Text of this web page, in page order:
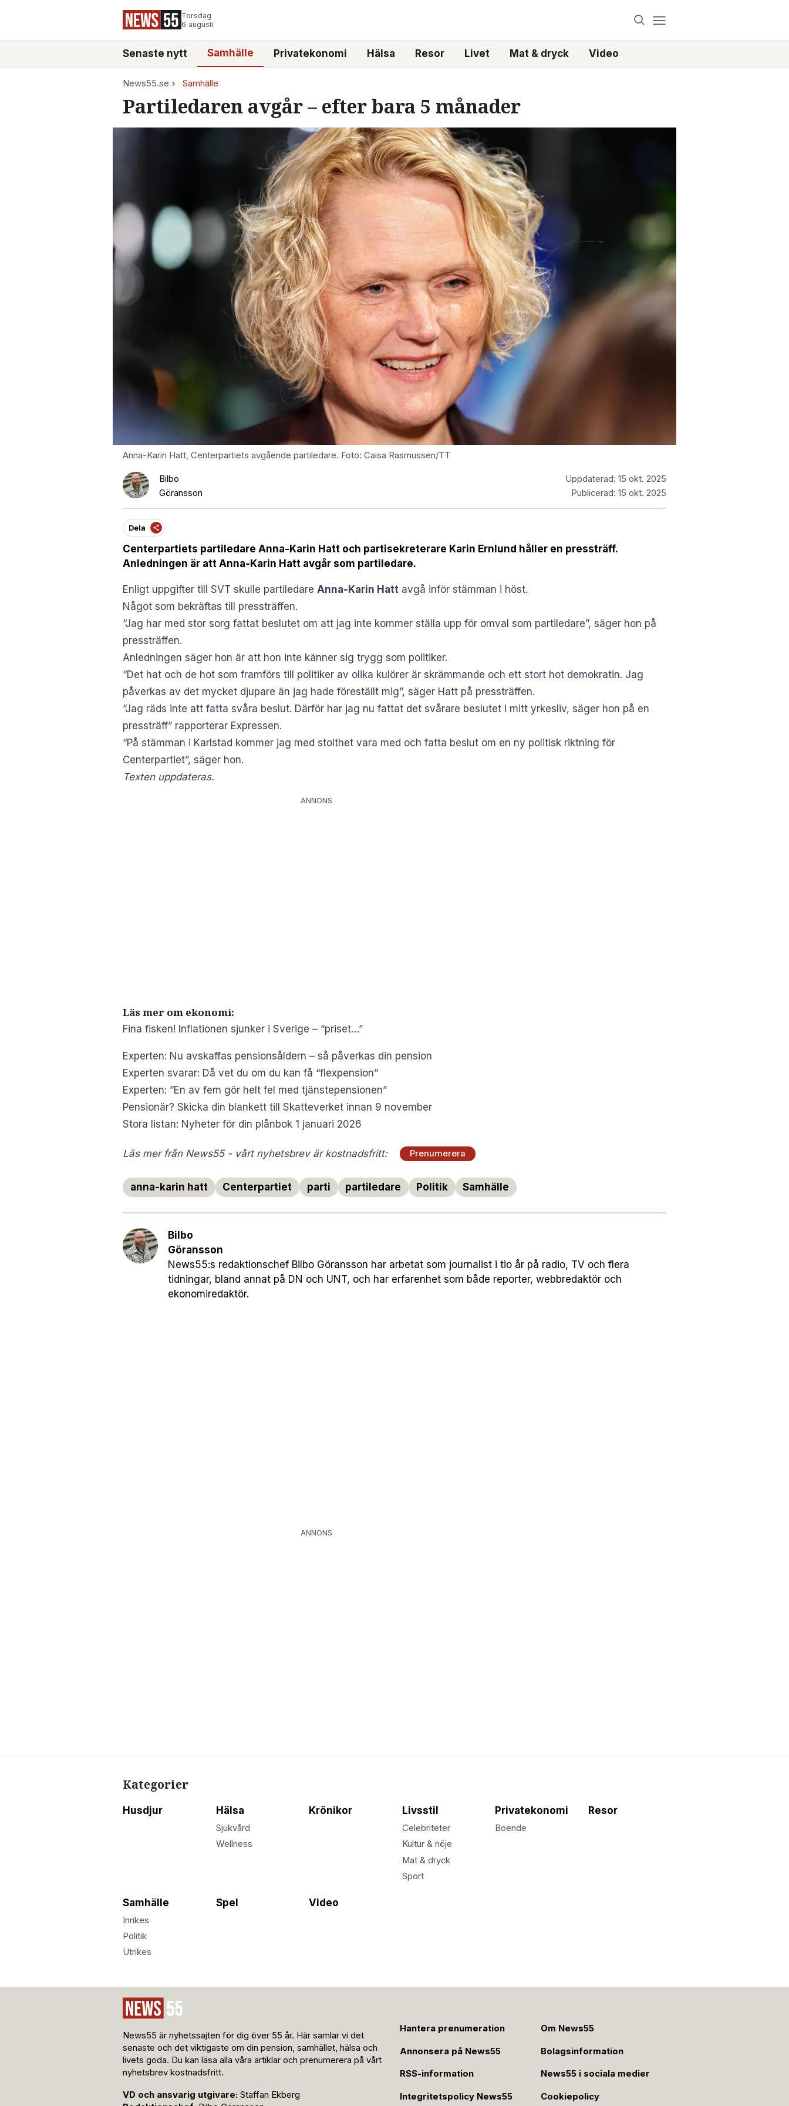
Torsdag
6 augusti
Senaste nytt Samhälle Privatekonomi Hälsa Resor Livet Mat & dryck Video
News55.se Samhälle
Partiledaren avgår – efter bara 5 månader
Anna-Karin Hatt, Centerpartiets avgående partiledare. Foto: Caisa Rasmussen/TT
Bilbo
Göransson
Uppdaterad: 15 okt. 2025
Publicerad: 15 okt. 2025
Dela
Centerpartiets partiledare Anna-Karin Hatt och partisekreterare Karin Ernlund håller en pressträff.
Anledningen är att Anna-Karin Hatt avgår som partiledare.
Enligt uppgifter till SVT skulle partiledare Anna-Karin Hatt avgå inför stämman i höst.
Något som bekräftas till pressträffen.
“Jag har med stor sorg fattat beslutet om att jag inte kommer ställa upp för omval som partiledare”, säger hon på
pressträffen.
Anledningen säger hon är att hon inte känner sig trygg som politiker.
“Det hat och de hot som framförs till politiker av olika kulörer är skrämmande och ett stort hot demokratin. Jag
påverkas av det mycket djupare än jag hade föreställt mig”, säger Hatt på pressträffen.
“Jag räds inte att fatta svåra beslut. Därför har jag nu fattat det svårare beslutet i mitt yrkesliv, säger hon på en
pressträff” rapporterar Expressen.
“På stämman i Karlstad kommer jag med stolthet vara med och fatta beslut om en ny politisk riktning för
Centerpartiet”, säger hon.
Texten uppdateras.
ANNONS
Läs mer om ekonomi:
Fina fisken! Inflationen sjunker i Sverige – “priset…”
Experten: Nu avskaffas pensionsåldern – så påverkas din pension
Experten svarar: Då vet du om du kan få “flexpension”
Experten: ”En av fem gör helt fel med tjänstepensionen”
Pensionär? Skicka din blankett till Skatteverket innan 9 november
Stora listan: Nyheter för din plånbok 1 januari 2026
Läs mer från News55 - vårt nyhetsbrev är kostnadsfritt: Prenumerera
anna-karin hatt Centerpartiet parti partiledare Politik Samhälle
Bilbo
Göransson
News55:s redaktionschef Bilbo Göransson har arbetat som journalist i tio år på radio, TV och flera
tidningar, bland annat på DN och UNT, och har erfarenhet som både reporter, webbredaktör och
ekonomiredaktör.
ANNONS
Kategorier
Husdjur Hälsa
Sjukvård
Wellness
Krönikor Livsstil
Celebriteter
Kultur & nöje
Mat & dryck
Sport
Privatekonomi
Boende
Resor
Samhälle
Inrikes
Politik
Utrikes
Spel Video
News55 är nyhetssajten för dig över 55 år. Här samlar vi det
senaste och det viktigaste om din pension, samhället, hälsa och
livets goda. Du kan läsa alla våra artiklar och prenumerera på vårt
nyhetsbrev kostnadsfritt.
VD och ansvarig utgivare: Staffan Ekberg
Hantera prenumeration Om News55
Annonsera på News55 Bolagsinformation
RSS-information News55 i sociala medier
Integritetspolicy News55 Cookiepolicy